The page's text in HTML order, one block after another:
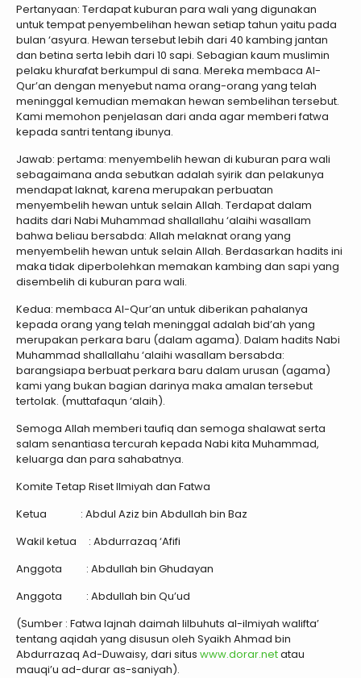
Pertanyaan: Terdapat kuburan para wali yang digunakan
untuk tempat penyembelihan hewan setiap tahun yaitu pada
bulan ‘asyura. Hewan tersebut lebih dari 40 kambing jantan
dan betina serta lebih dari 10 sapi. Sebagian kaum muslimin
pelaku khurafat berkumpul di sana. Mereka membaca Al-
Qur’an dengan menyebut nama orang-orang yang telah
meninggal kemudian memakan hewan sembelihan tersebut.
Kami memohon penjelasan dari anda agar memberi fatwa
kepada santri tentang ibunya.
Jawab: pertama: menyembelih hewan di kuburan para wali
sebagaimana anda sebutkan adalah syirik dan pelakunya
mendapat laknat, karena merupakan perbuatan
menyembelih hewan untuk selain Allah. Terdapat dalam
hadits dari Nabi Muhammad shallallahu ‘alaihi wasallam
bahwa beliau bersabda: Allah melaknat orang yang
menyembelih hewan untuk selain Allah. Berdasarkan hadits ini
maka tidak diperbolehkan memakan kambing dan sapi yang
disembelih di kuburan para wali.
Kedua: membaca Al-Qur’an untuk diberikan pahalanya
kepada orang yang telah meninggal adalah bid’ah yang
merupakan perkara baru (dalam agama). Dalam hadits Nabi
Muhammad shallallahu ‘alaihi wasallam bersabda:
barangsiapa berbuat perkara baru dalam urusan (agama)
kami yang bukan bagian darinya maka amalan tersebut
tertolak. (muttafaqun ‘alaih).
Semoga Allah memberi taufiq dan semoga shalawat serta
salam senantiasa tercurah kepada Nabi kita Muhammad,
keluarga dan para sahabatnya.
Komite Tetap Riset Ilmiyah dan Fatwa
Ketua : Abdul Aziz bin Abdullah bin Baz
Wakil ketua : Abdurrazaq ‘Afifi
Anggota : Abdullah bin Ghudayan
Anggota : Abdullah bin Qu’ud
(Sumber : Fatwa lajnah daimah lilbuhuts al-ilmiyah walifta’
tentang aqidah yang disusun oleh Syaikh Ahmad bin
Abdurrazaq Ad-Duwaisy, dari situs www.dorar.netatau
mauqi’u ad-durar as-saniyah).